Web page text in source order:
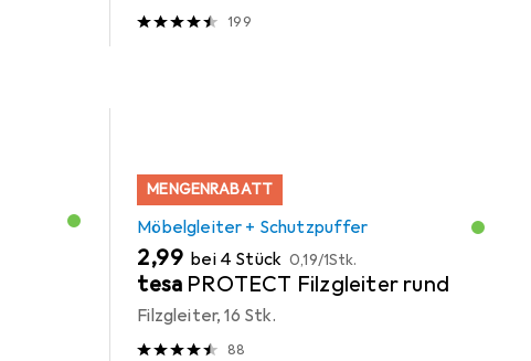
199
MENGENRABATT
Möbelgleiter + Schutzpuffer
EUR
2,99 bei 4 Stück EUR
0,19/1Stk.
tesa PROTECT Filzgleiter rund
Filzgleiter, 16 Stk.
88